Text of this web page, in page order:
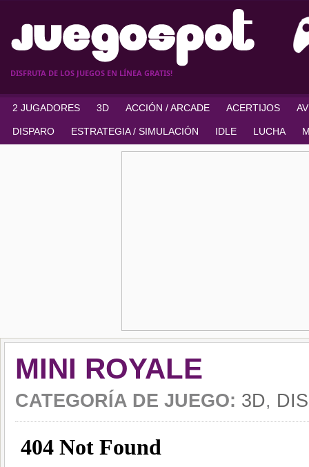
DISFRUTA DE LOS JUEGOS EN LÍNEA GRATIS!
2 JUGADORES 3D ACCIÓN / ARCADE ACERTIJOS
DISPARO ESTRATEGIA / SIMULACIÓN IDLE LUCHA
MINI ROYALE
CATEGORÍA DE JUEGO: 3D,